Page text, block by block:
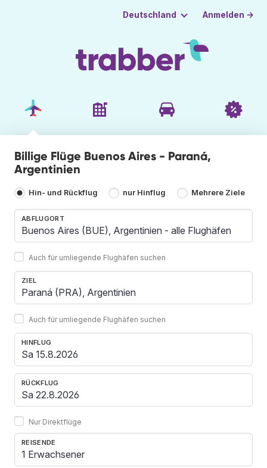
Deutschland Anmelden →
Billige Flüge Buenos Aires - Paraná,
Argentinien
Hin- und Rückflug nur Hinflug Mehrere Ziele
ABFLUGORT
Auch für umliegende Flughäfen suchen
ZIEL
Auch für umliegende Flughäfen suchen
HINFLUG
RÜCKFLUG
Nur Direktflüge
REISENDE
1 Erwachsener